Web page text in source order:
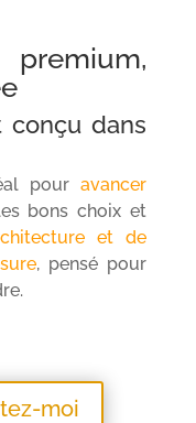
conçu dans
pouravancer
bons choix et
et de
, pensé pour
moi